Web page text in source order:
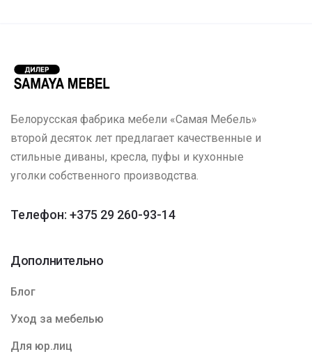
Белорусская фабрика мебели «Самая Мебель»
второй десяток лет предлагает качественные и
стильные диваны, кресла, пуфы и кухонные
уголки собственного производства.
Телефон: +375 29 260-93-14
Дополнительно
Блог
Уход за мебелью
Для юр.лиц